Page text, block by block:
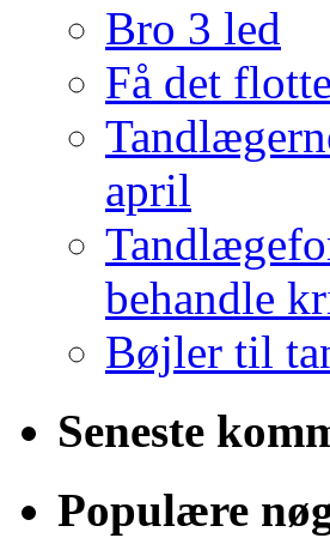
Bro 3 led
Få det
april
behandle
Bøjler til
Seneste
Populære